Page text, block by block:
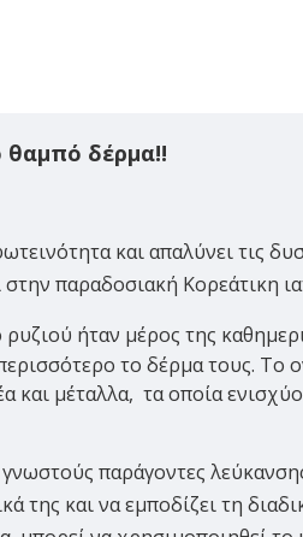
θαμπό δέρμα!!
και απαλύνει τις
παραδοσιακή Κορεάτικη
ήταν μέρος της
το δέρμα τους. Το
και μέταλλα, τα οποία
γνωστούς παράγοντες
της και να εμποδίζει τη